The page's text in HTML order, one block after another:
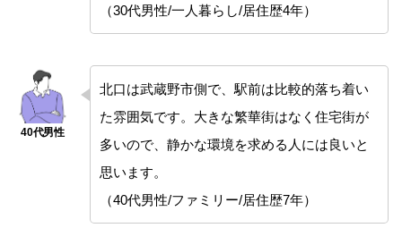
（30代男性/一人暮らし/居住歴4年）
北口は武蔵野市側で、駅前は比較的落ち着い
た雰囲気です。大きな繁華街はなく住宅街が
多いので、静かな環境を求める人には良いと
思います。
（40代男性/ファミリー/居住歴7年）